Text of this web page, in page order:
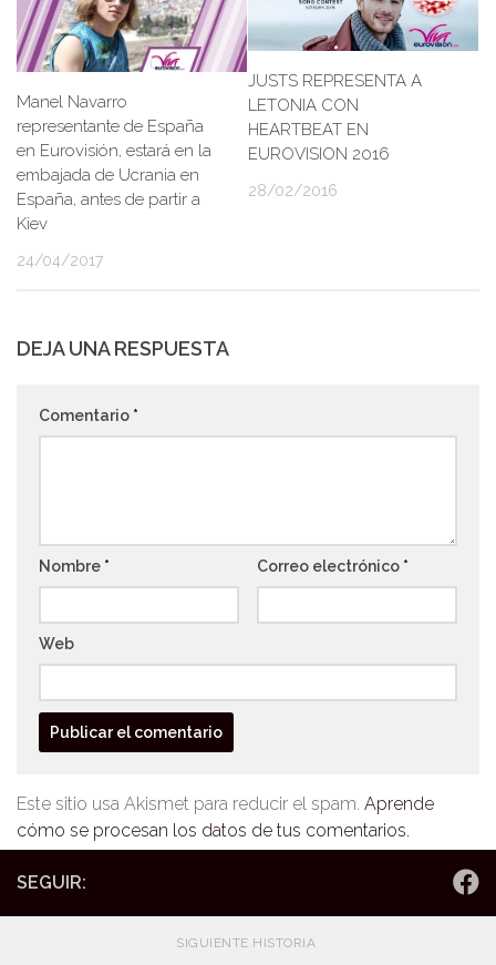
Manel Navarro
representante de España
en Eurovisión, estará en la
embajada de Ucrania en
España, antes de partir a
Kiev
24/04/2017
JUSTS REPRESENTA A
LETONIA CON
HEARTBEAT EN
EUROVISION 2016
28/02/2016
DEJA UNA RESPUESTA
Comentario *
Nombre * Correo electrónico *
Web
Este sitio usa Akismet para reducir el spam. Aprende
cómo se procesan los datos de tus comentarios.
SEGUIR:
SIGUIENTE HISTORIA